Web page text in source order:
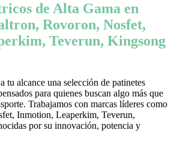
de Alta Gama en
Rovoron, Nosfet,
Teverun, Kingsong
tu alcance una selección de patinetes
para quienes buscan algo más que
Trabajamos con marcas líderes como
Inmotion, Leaperkim, Teverun,
por su innovación, potencia y